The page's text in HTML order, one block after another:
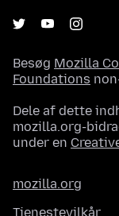
Besøg Mozilla
Foundations
Dele af dette
mozilla.org-
under en
mozilla.org
Tjenestevilkår